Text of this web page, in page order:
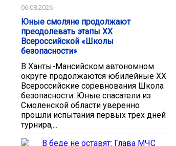
06.08.2026
Юные смоляне продолжают
преодолевать этапы XX
Всероссийской «Школы
безопасности»
В Ханты-Мансийском автономном
округе продолжаются юбилейные XX
Всероссийские соревнования Школа
безопасности. Юные спасатели из
Смоленской области уверенно
прошли испытания первых трех дней
турнира,...